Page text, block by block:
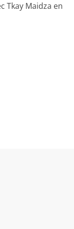
Tkay Maidza en